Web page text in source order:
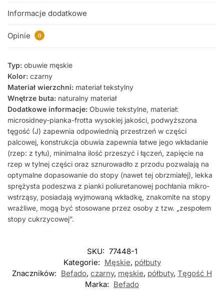
Informacje dodatkowe
Opinie 0
Typ: obuwie męskie
Kolor: czarny
Materiał wierzchni: materiał tekstylny
Wnętrze buta: naturalny materiał
Dodatkowe informacje: Obuwie tekstylne, materiał:
microsidney-pianka-frotta wysokiej jakości, podwyższona
tęgość (J) zapewnia odpowiednią przestrzeń w części
palcowej, konstrukcja obuwia zapewnia łatwe jego wkładanie
(rzep: z tyłu), minimalna ilość przeszyć i łączeń, zapięcie na
rzep w tylnej części oraz sznurowadło z przodu pozwalają na
optymalne dopasowanie do stopy (nawet tej obrzmiałej), lekka
sprężysta podeszwa z pianki poliuretanowej pochłania mikro-
wstrząsy, posiadają wyjmowaną wkładkę, znakomite na stopy
wrażliwe, mogą być stosowane przez osoby z tzw. „zespołem
stopy cukrzycowej”.
SKU: 77448-1
Kategorie: Męskie, półbuty
Znaczników: Befado, czarny, męskie, półbuty, Tęgość H
Marka: Befado